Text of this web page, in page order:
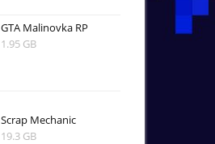
GTA Malinovka RP
1.95 GB
Scrap Mechanic
19.3 GB